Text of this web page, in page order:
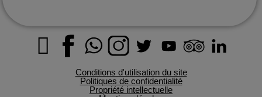
Conditions d'utilisation du site
Politiques de confidentialité
Propriété intellectuelle